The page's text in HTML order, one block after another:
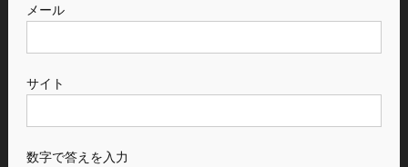
メール
サイト
数字で答えを入力